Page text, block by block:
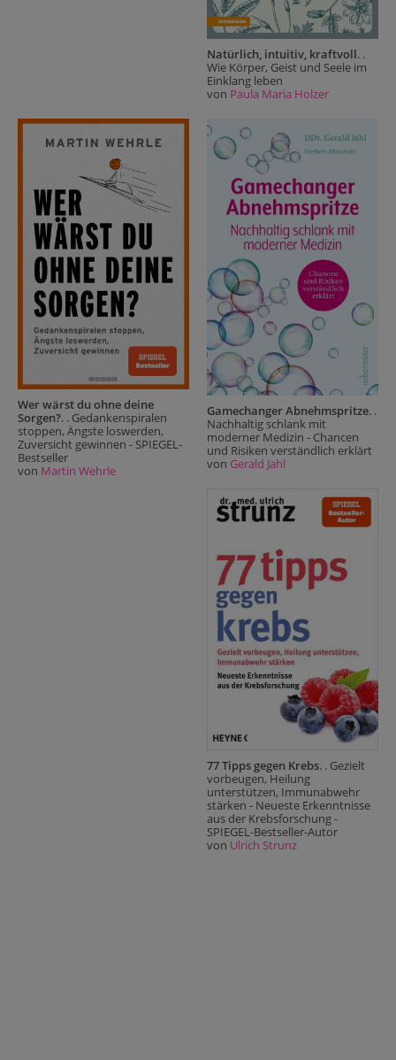
Natürlich, intuitiv, kraftvoll. .
Wie Körper, Geist und Seele im
Einklang leben
von Paula Maria Holzer
Wer wärst du ohne deine
Sorgen?. . Gedankenspiralen
stoppen, Ängste loswerden,
Zuversicht gewinnen - SPIEGEL-
Bestseller
von Martin Wehrle
Gamechanger Abnehmspritze. .
Nachhaltig schlank mit
moderner Medizin - Chancen
und Risiken verständlich erklärt
von Gerald Jahl
77 Tipps gegen Krebs. . Gezielt
vorbeugen, Heilung
unterstützen, Immunabwehr
stärken - Neueste Erkenntnisse
aus der Krebsforschung -
SPIEGEL-Bestseller-Autor
von Ulrich Strunz